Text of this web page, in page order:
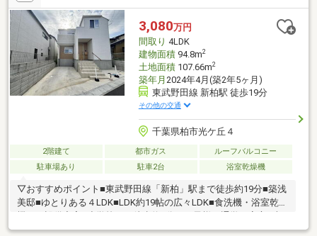
な住宅ローンのご提案いたします♪◆ご内覧の際は無料送迎承っ
ております！フリーダイヤル0120-444-989にお電話下さい！パソ
コン・スマホでも「資料請求」 「見学予約」 「電話でのお問い合
わせ」ができます！
3,080万円
間取り 4LDK
建物面積94.8m2
土地面積107.66m2
築年月 2024年4月(築2年5ヶ月)
東武野田線 新柏駅 徒歩19分
その他の交通
千葉県柏市光ケ丘４
2階建て 都市ガス
ルーフバルコニー
駐車場あり
駐車2台 浴室乾燥機
▽おすすめポイント■東武野田線「新柏」駅まで徒歩約19分■築浅
美邸■ゆとりある４LDK■LDK約19帖の広々LDK■食洗機・浴室乾燥
機など設備充実■小学校まで徒歩約5分とお子様の通学も安心■南
柏駅までバス約10分▽周辺環境■ベルクス柏つくしが丘店 約